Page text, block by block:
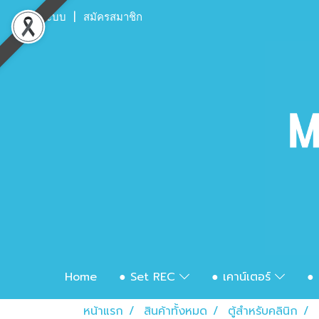
เข้าสู่ระบบ สมัครสมาชิก
Home ● Set REC ● เคาน์เตอร์
●
หน้าแรก
สินค้าทั้งหมด ตู้สำหรับคลินิก